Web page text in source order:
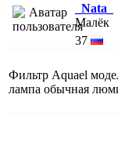
_Nata_
Малёк
37
Фильтр Aquael
лампа обычная